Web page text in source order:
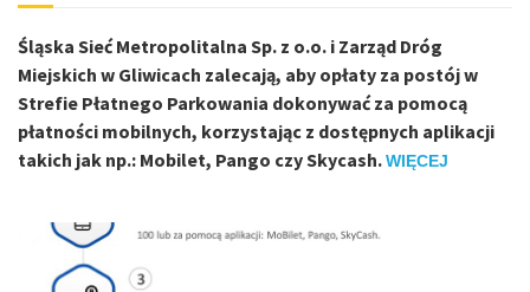
Śląska Sieć Metropolitalna Sp. z o.o. i Zarząd Dróg
Miejskich w Gliwicach zalecają, aby opłaty za postój w
Strefie Płatnego Parkowania dokonywać za pomocą
płatności mobilnych, korzystając z dostępnych aplikacji
takich jak np.: Mobilet, Pango czy Skycash.WIĘCEJ